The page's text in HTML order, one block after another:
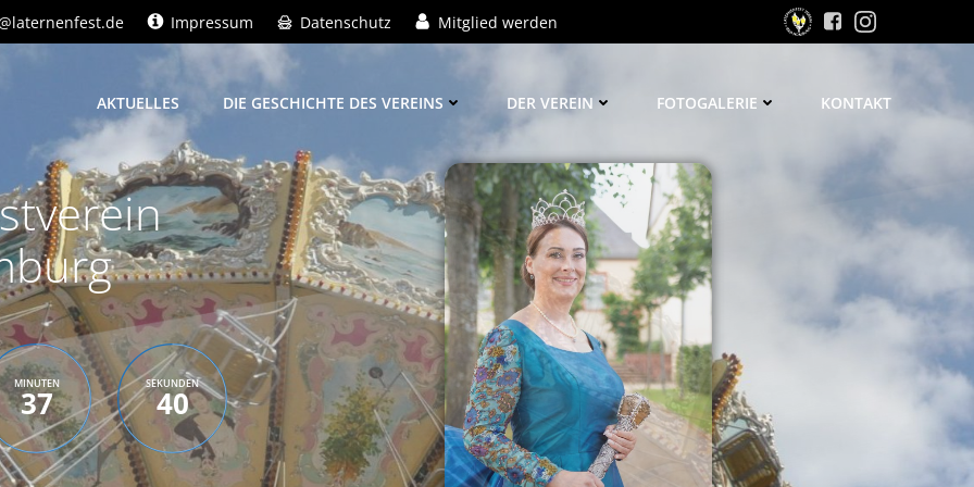
Impressum Datenschutz Mitglied werden
AKTUELLES DIE GESCHICHTE DES VEREINS DER VEREIN FOTOGALERIE KONTAKT
MINUTEN
37
SEKUNDEN
38